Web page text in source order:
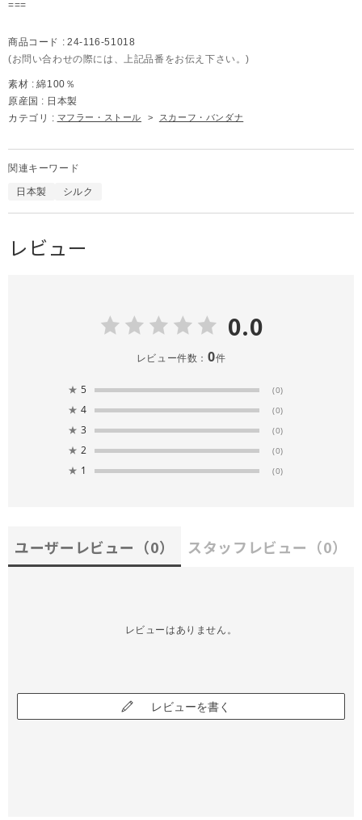
===
商品コード : 24-116-51018
(お問い合わせの際には、上記品番をお伝え下さい。)
素材 : 綿100％
原産国 : 日本製
カテゴリ : マフラー・ストール > スカーフ・バンダナ
関連キーワード
日本製 シルク
レビュー
0.0
レビュー件数： 0件
★ 5 (0)
★ 4 (0)
★ 3 (0)
★ 2 (0)
★ 1 (0)
ユーザーレビュー （0） スタッフレビュー （0）
レビューはありません。
レビューを書く